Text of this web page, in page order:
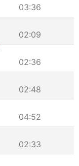
03:36
02:09
02:36
02:48
04:52
02:33